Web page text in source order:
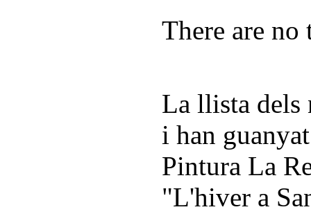
There are no
La llista dels
i han
Pintura La
"L'hiver a